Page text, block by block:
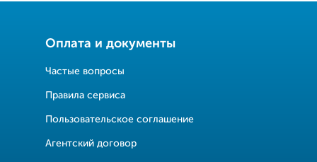
Оплата и документы
Частые вопросы
Правила сервиса
Пользовательское соглашение
Агентский договор